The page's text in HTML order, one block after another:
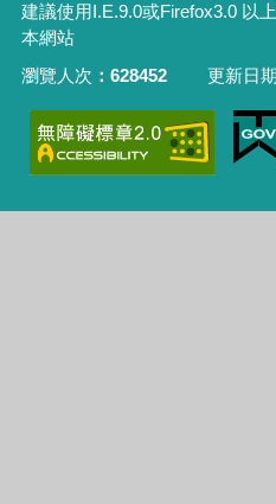
建議使用I.E.9.0或Firefox3.0 以
本網站
瀏覽人次
628452 更新日期